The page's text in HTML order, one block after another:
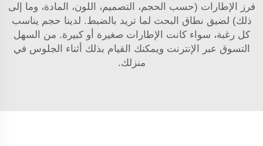
فرز الإطارات (حسب الحجم، التصميم، اللون، المادة، وما إلى
ذلك) لضيق نطاق البحث لما تريد بالضبط. لدينا حجم يناسب
كل رغبة، سواء كانت الإطارات صغيرة أو كبيرة. من السهل
التسوق عبر الإنترنت ويمكنك القيام بذلك أثناء الجلوس في
منزلك.